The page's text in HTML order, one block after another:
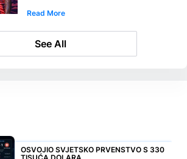
Read More
See All
OSVOJIO SVJETSKO PRVENSTVO S 330